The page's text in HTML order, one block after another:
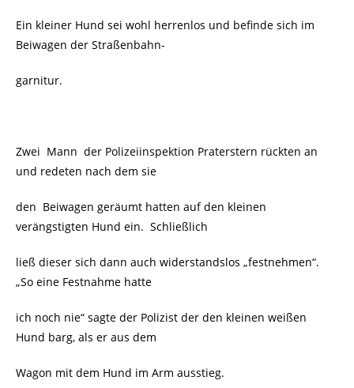
Ein kleiner Hund sei wohl herrenlos und befinde sich im
Beiwagen der Straßenbahn-
garnitur.
Zwei Mann der Polizeiinspektion Praterstern rückten an
und redeten nach dem sie
den Beiwagen geräumt hatten auf den kleinen
verängstigten Hund ein. Schließlich
ließ dieser sich dann auch widerstandslos „festnehmen“.
„So eine Festnahme hatte
ich noch nie“ sagte der Polizist der den kleinen weißen
Hund barg, als er aus dem
Wagon mit dem Hund im Arm ausstieg.